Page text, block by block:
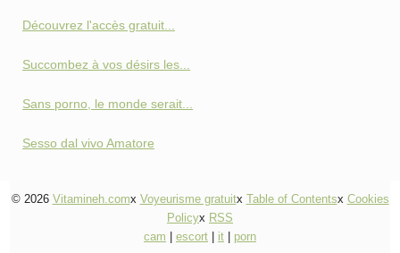
Découvrez l'accès gratuit...
Succombez à vos désirs les...
Sans porno, le monde serait...
Sesso dal vivo Amatore
© 2026 Vitamineh.comx Voyeurisme gratuitx Table of Contentsx Cookies
Policyx RSS
cam
escort it porn